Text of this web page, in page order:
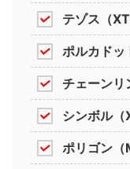
テゾス（
ポルカドッ
チェーンリ
シンボル（
ポリゴン（